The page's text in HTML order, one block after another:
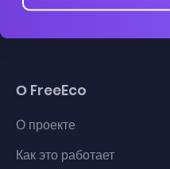
О FreeEco
О проекте
Как это работает